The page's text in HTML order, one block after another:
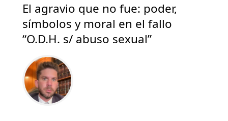
El agravio que no fue: poder,
símbolos y moral en el fallo
“O.D.H. s/ abuso sexual”